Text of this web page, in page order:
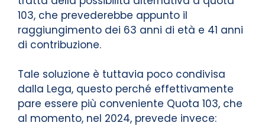
103, che prevederebbe appunto il
raggiungimento dei 63 anni di età e 41 anni
di contribuzione.
Tale soluzione è tuttavia poco condivisa
dalla Lega, questo perché effettivamente
pare essere più conveniente Quota 103, che
al momento, nel 2024, prevede invece: